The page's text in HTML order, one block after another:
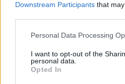
Downstream Participants that
Personal Data Processing
I want to opt-out of the
personal data.
Opted In
Βοηθός μαέστρου:
Τα μέλη του Μελιφώνου
Ιταλία ήταν τα παρακάτω: